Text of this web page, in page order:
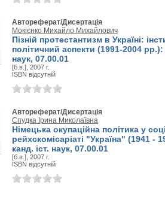
Автореферат/Дисертація
Мокієнко Михайло Михайлович
Пізній протестантизм в Україні:
політичний аспекти (1991-2004
наук, 07.00.01
[б.в.], 2007 г.
ISBN відсутній
Автореферат/Дисертація
Спудка Ірина Миколаївна
Німецька окупаційна політика у
рейхскомісаріаті "Україна" (1941
канд. іст. наук, 07.00.01
[б.в.], 2007 г.
ISBN відсутній